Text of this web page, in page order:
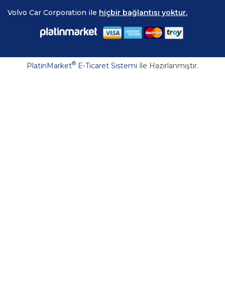
Volvo Car Corporation ile hiçbir bağlantısı yoktur.
PlatinMarket® E-Ticaret Sistemi İle Hazırlanmıştır.